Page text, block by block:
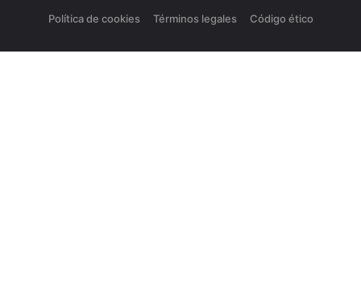
Política de cookies Términos legales Código ético